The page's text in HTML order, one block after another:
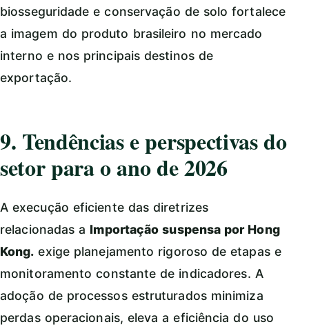
biosseguridade e conservação de solo fortalece
a imagem do produto brasileiro no mercado
interno e nos principais destinos de
exportação.
9. Tendências e perspectivas do
setor para o ano de 2026
A execução eficiente das diretrizes
relacionadas a Importação suspensa por Hong
Kong. exige planejamento rigoroso de etapas e
monitoramento constante de indicadores. A
adoção de processos estruturados minimiza
perdas operacionais, eleva a eficiência do uso